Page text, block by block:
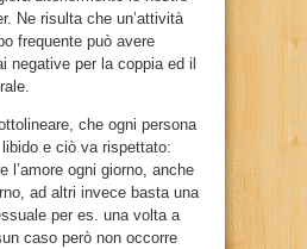
Ne risulta che un’attività
frequente può avere
negative per la coppia ed il
che ogni persona
e ciò va rispettato:
l’amore ogni giorno, anche
ad altri invece basta una
per es. una volta a
caso però non occorre